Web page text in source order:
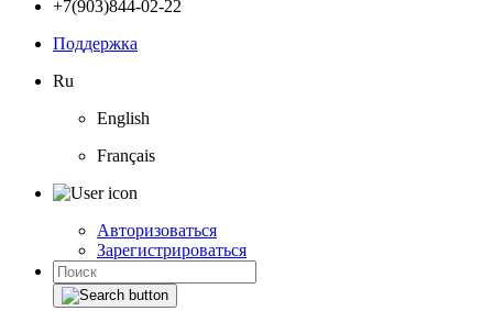
+7(903)844-02-22
Поддержка
Ru
English
Français
Авторизоваться
Зарегистрироваться